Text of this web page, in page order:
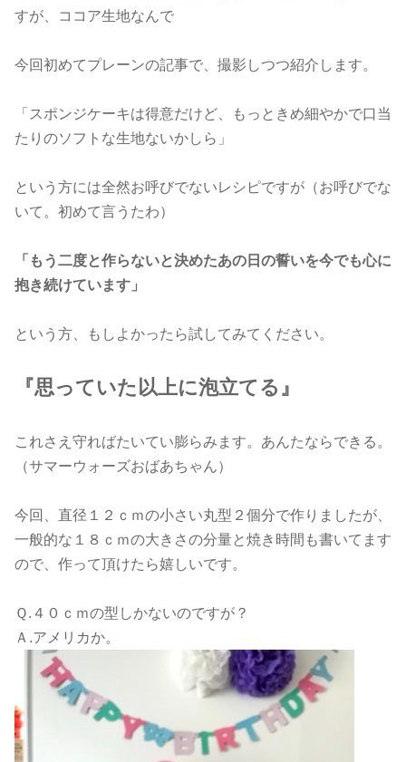
すが、ココア生地なんで
今回初めてプレーンの記事で、撮影しつつ紹介します。
「スポンジケーキは得意だけど、もっときめ細やかで口当
たりのソフトな生地ないかしら」
という方には全然お呼びでないレシピですが（お呼びでな
いて。初めて言うたわ）
「もう二度と作らないと決めたあの日の誓いを今でも心に
抱き続けています」
という方、もしよかったら試してみてください。
『思っていた以上に泡立てる』
これさえ守ればたいてい膨らみます。あんたならできる。
（サマーウォーズおばあちゃん）
今回、直径１２ｃｍの小さい丸型２個分で作りましたが、
一般的な１８ｃｍの大きさの分量と焼き時間も書いてます
ので、作って頂けたら嬉しいです。
Ｑ.４０ｃｍの型しかないのですが？
Ａ.アメリカか。